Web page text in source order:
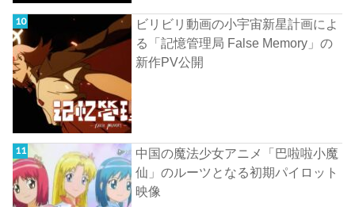
ビリビリ動画の小宇宙新星計画によ
る「記憶管理局 False Memory」の
新作PV公開
中国の魔法少女アニメ「巴啦啦小魔
仙」のルーツとなる初期パイロット
映像